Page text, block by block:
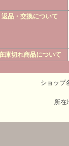
返品・交換について
庫切れ商品について
ショッ
所在